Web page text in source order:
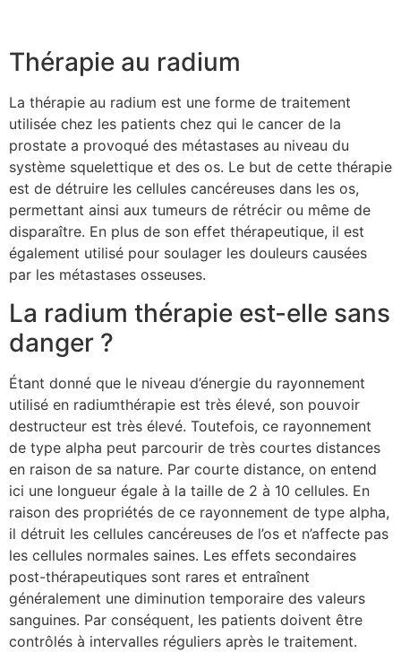
Thérapie au radium
La thérapie au radium est une forme de traitement
utilisée chez les patients chez qui le cancer de la
prostate a provoqué des métastases au niveau du
système squelettique et des os. Le but de cette thérapie
est de détruire les cellules cancéreuses dans les os,
permettant ainsi aux tumeurs de rétrécir ou même de
disparaître. En plus de son effet thérapeutique, il est
également utilisé pour soulager les douleurs causées
par les métastases osseuses.
La radium thérapie est-elle sans
danger ?
Étant donné que le niveau d’énergie du rayonnement
utilisé en radiumthérapie est très élevé, son pouvoir
destructeur est très élevé. Toutefois, ce rayonnement
de type alpha peut parcourir de très courtes distances
en raison de sa nature. Par courte distance, on entend
ici une longueur égale à la taille de 2 à 10 cellules. En
raison des propriétés de ce rayonnement de type alpha,
il détruit les cellules cancéreuses de l’os et n’affecte pas
les cellules normales saines. Les effets secondaires
post-thérapeutiques sont rares et entraînent
généralement une diminution temporaire des valeurs
sanguines. Par conséquent, les patients doivent être
contrôlés à intervalles réguliers après le traitement.